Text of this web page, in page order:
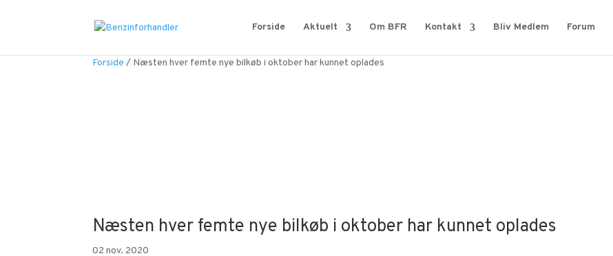
Forside Aktuelt Om BFR Kontakt Bliv Medlem Forum
Forside / Næsten hver femte nye bilkøb i oktober har kunnet oplades
Næsten hver femte nye bilkøb i oktober har kunnet oplades
02 nov. 2020